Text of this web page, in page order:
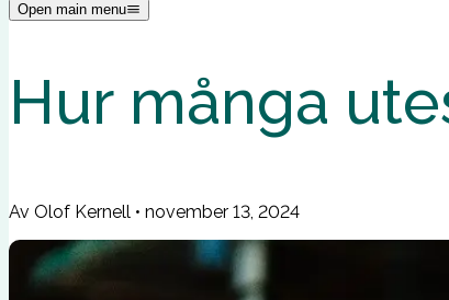
Open main menu
Hur många
Av Olof Kernell • november 13, 2024